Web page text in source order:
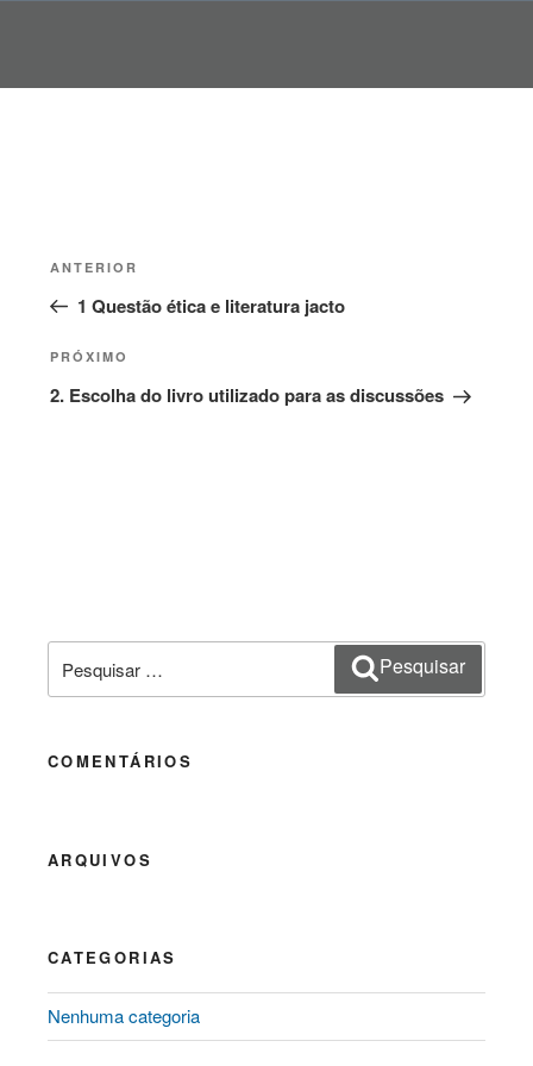
Navegação
Post
Post
anterior
ANTERIOR
1 Questão ética e literatura jacto
Próximo
post
PRÓXIMO
2. Escolha do livro utilizado para as discussões
por:
Pesquisar
COMENTÁRIOS
ARQUIVOS
CATEGORIAS
Nenhuma categoria